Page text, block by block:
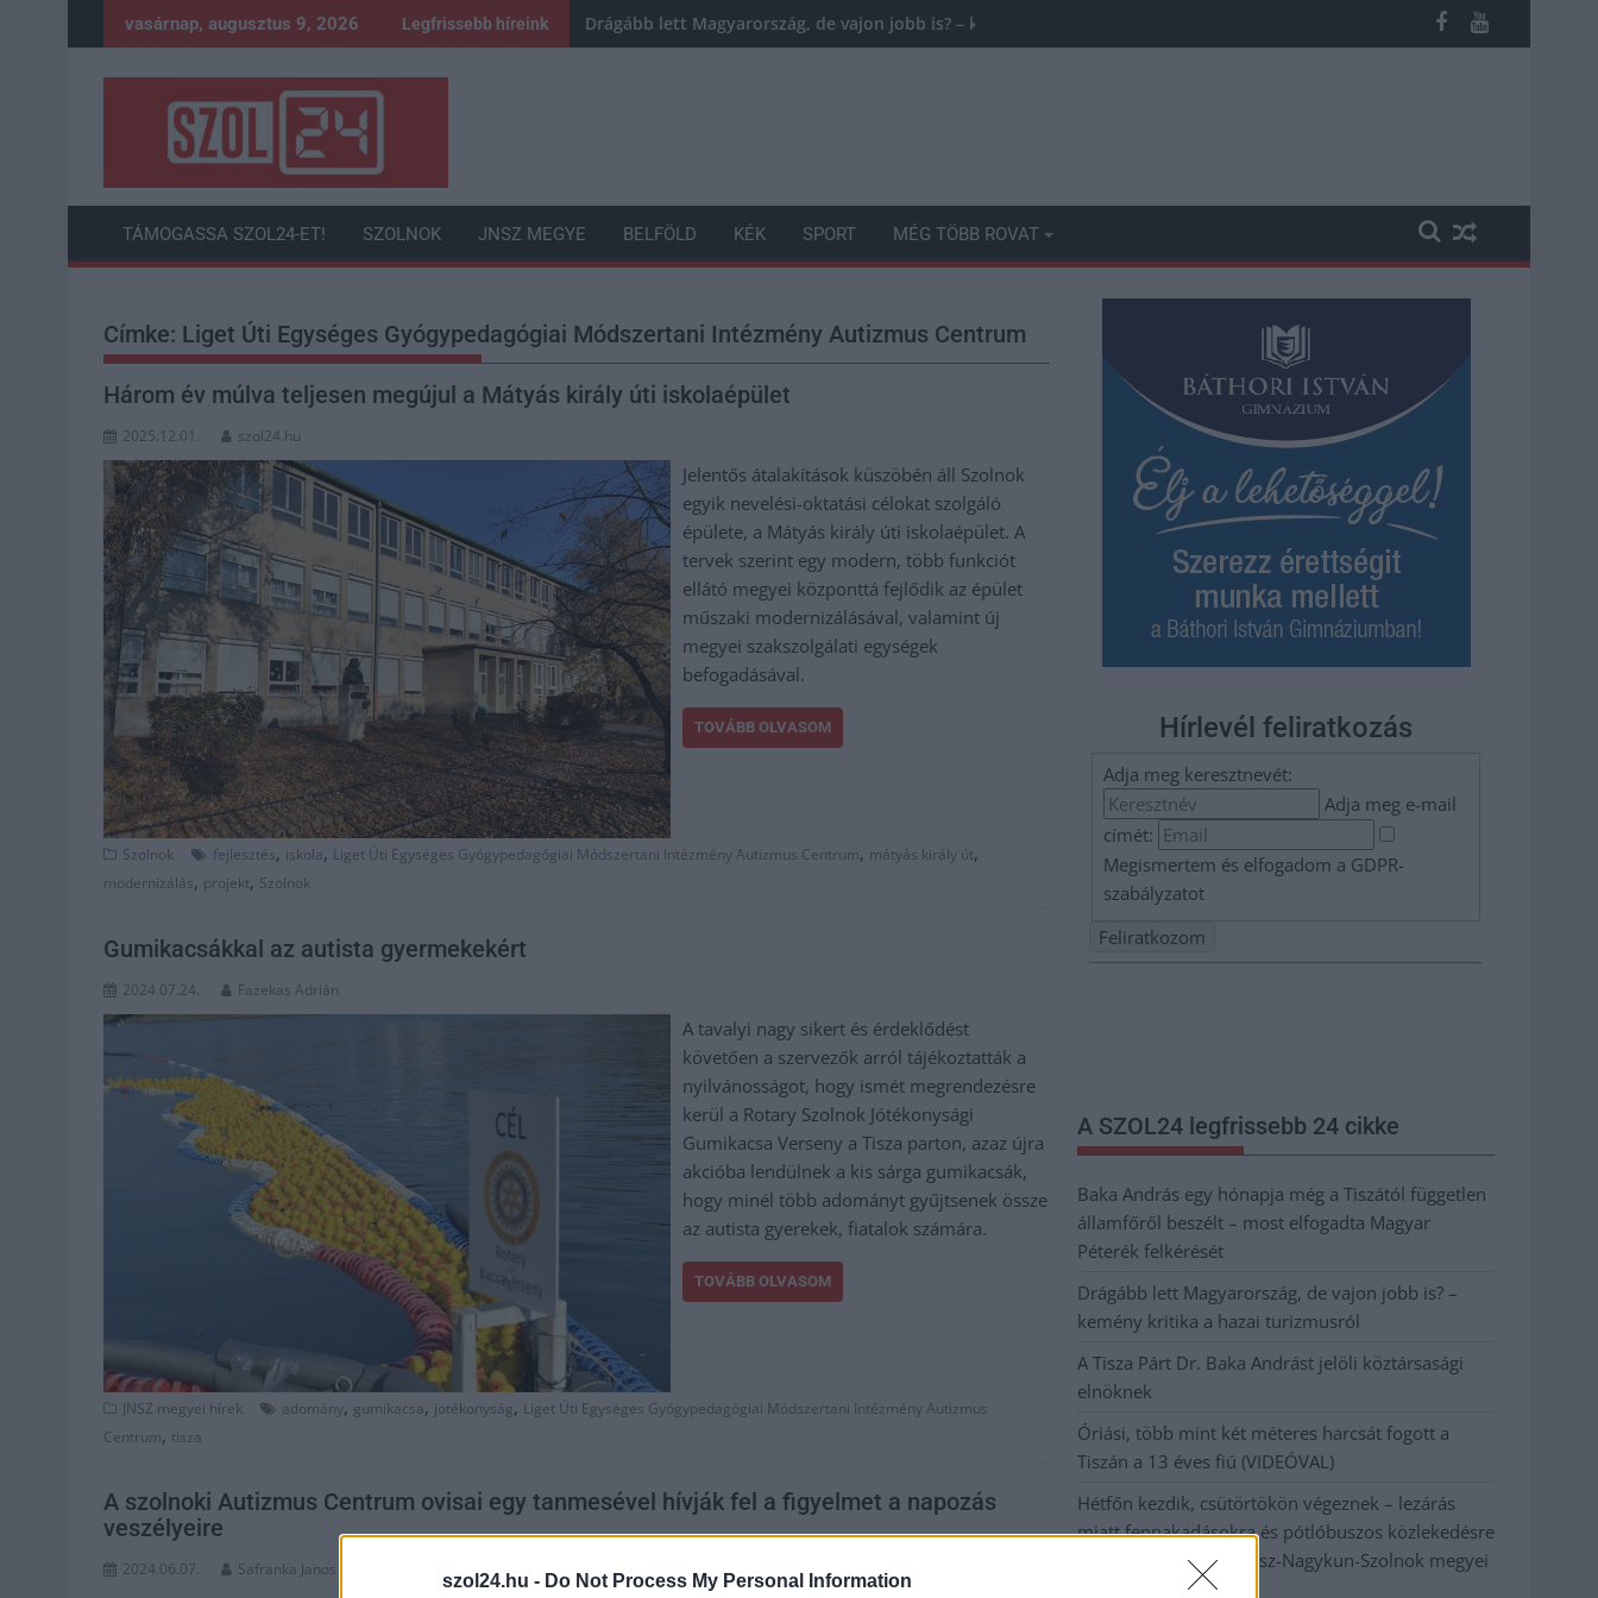
szol24.hu - Do Not Process My Personal Information
to
vasárnap, augusztus 9, 2026 Legfrissebb híreink Drágább lett Magyarország, de vajon jobb is? – kemény kritika a hazai turizmusról
TÁMOGASSA SZOL24-ET! SZOLNOK JNSZ MEGYE BELFÖLD KÉK SPORT MÉG TÖBB ROVAT
Címke: Liget Úti Egységes Gyógypedagógiai Módszertani Intézmény Autizmus Centrum
Három év múlva teljesen megújul a Mátyás király úti iskolaépület
2025.12.01. szol24.hu
Jelentős átalakítások küszöbén áll Szolnok
egyik nevelési-oktatási célokat szolgáló
épülete, a Mátyás király úti iskolaépület. A
tervek szerint egy modern, több funkciót
ellátó megyei központtá fejlődik az épület
műszaki modernizálásával, valamint új
megyei szakszolgálati egységek
befogadásával.
TOVÁBB OLVASOM
Szolnok fejlesztés, iskola, Liget Úti Egységes Gyógypedagógiai Módszertani Intézmény Autizmus Centrum, mátyás király út,
modernizálás, projekt, Szolnok
Gumikacsákkal az autista gyermekekért
2024.07.24. Fazekas Adrián
A tavalyi nagy sikert és érdeklődést
követően a szervezők arról tájékoztatták a
nyilvánosságot, hogy ismét megrendezésre
kerül a Rotary Szolnok Jótékonysági
Gumikacsa Verseny a Tisza parton, azaz újra
akcióba lendülnek a kis sárga gumikacsák,
hogy minél több adományt gyűjtsenek össze
az autista gyerekek, fiatalok számára.
TOVÁBB OLVASOM
JNSZ megyei hírek adomány, gumikacsa, jotékonyság, Liget Úti Egységes Gyógypedagógiai Módszertani Intézmény Autizmus
Centrum, tisza
A szolnoki Autizmus Centrum ovisai egy tanmesével hívják fel a figyelmet a napozás
veszélyeire
2024.06.07. Safranka Janos
Hírlevél feliratkozás
Adja meg keresztnevét:
Adja meg e-mail
címét:
Megismertem és elfogadom a GDPR-
szabályzatot
A SZOL24 legfrissebb 24 cikke
Baka András egy hónapja még a Tiszától független
államfőről beszélt – most elfogadta Magyar
Péterék felkérését
Drágább lett Magyarország, de vajon jobb is? –
kemény kritika a hazai turizmusról
A Tisza Párt Dr. Baka Andrást jelöli köztársasági
elnöknek
Óriási, több mint két méteres harcsát fogott a
Tiszán a 13 éves fiú (VIDEÓVAL)
Hétfőn kezdik, csütörtökön végeznek – lezárás
miatt fennakadásokra és pótlóbuszos közlekedésre
számítsunk az egyik Jász-Nagykun-Szolnok megyei